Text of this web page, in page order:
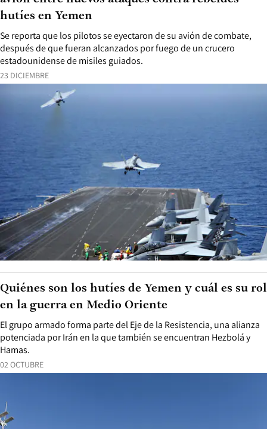
23 DICIEMBRE
Se reporta que los pilotos se eyectaron de su avión de combate,
después de que fueran alcanzados por fuego de un crucero
estadounidense de misiles guiados.
hutíes en Yemen
02 OCTUBRE
El grupo armado forma parte del Eje de la Resistencia, una alianza
potenciada por Irán en la que también se encuentran Hezbolá y
Hamas.
Quiénes son los hutíes de Yemen y cuál es su rol
en la guerra en Medio Oriente